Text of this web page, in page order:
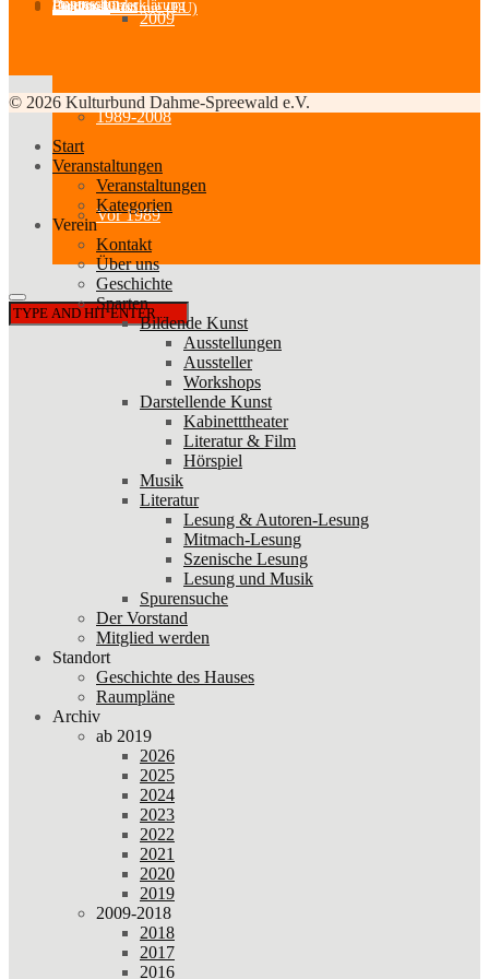
2009
1989-2008
Vor 1989
Impressum
Datenschutzerklärung
Partner-Links
Feedback
Cookie-Richtlinie (EU)
© 2026 Kulturbund Dahme-Spreewald e.V.
Start
Veranstaltungen
Veranstaltungen
Kategorien
Verein
Kontakt
Über uns
Geschichte
Sparten
Bildende Kunst
Ausstellungen
Aussteller
Workshops
Darstellende Kunst
Kabinetttheater
Literatur & Film
Hörspiel
Musik
Literatur
Lesung & Autoren-Lesung
Mitmach-Lesung
Szenische Lesung
Lesung und Musik
Spurensuche
Der Vorstand
Mitglied werden
Standort
Geschichte des Hauses
Raumpläne
Archiv
ab 2019
2026
2025
2024
2023
2022
2021
2020
2019
2009-2018
2018
2017
2016